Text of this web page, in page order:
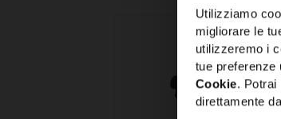
Utilizziamo
migliorare le
utilizzeremo i
tue preferenze
Cookie. Potrai
direttamente